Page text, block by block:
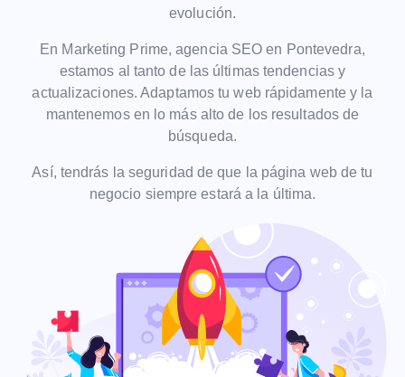
evolución.
En Marketing Prime, agencia SEO en Pontevedra,
estamos al tanto de las últimas tendencias y
actualizaciones. Adaptamos tu web rápidamente y la
mantenemos en lo más alto de los resultados de
búsqueda.
Así, tendrás la seguridad de que la página web de tu
negocio siempre estará a la última.